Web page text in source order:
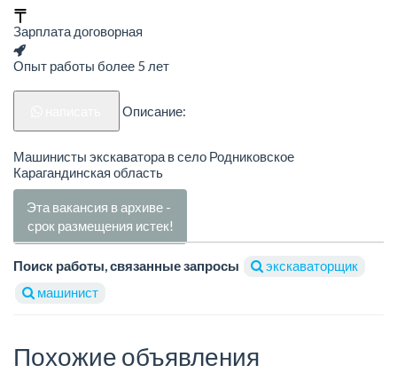
Зарплата договорная
Опыт работы более 5 лет
Описание:
Машинисты экскаватора в село Родниковское
Карагандинская область
Эта вакансия в архиве -
срок размещения истек!
Поиск работы, связанные запросы
экскаваторщик
машинист
Похожие объявления